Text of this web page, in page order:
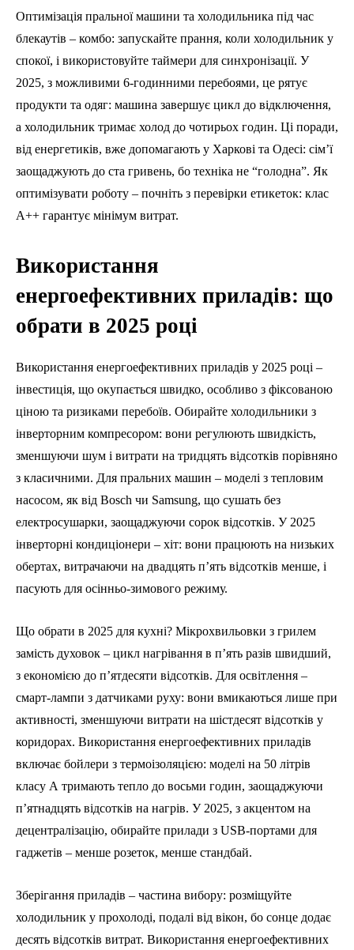
Оптимізація пральної машини та холодильника під час
блекаутів – комбо: запускайте прання, коли холодильник у
спокої, і використовуйте таймери для синхронізації. У
2025, з можливими 6-годинними перебоями, це рятує
продукти та одяг: машина завершує цикл до відключення,
а холодильник тримає холод до чотирьох годин. Ці поради,
від енергетиків, вже допомагають у Харкові та Одесі: сім’ї
заощаджують до ста гривень, бо техніка не “голодна”. Як
оптимізувати роботу – почніть з перевірки етикеток: клас
А++ гарантує мінімум витрат.
Використання
енергоефективних приладів: що
обрати в 2025 році
Використання енергоефективних приладів у 2025 році –
інвестиція, що окупається швидко, особливо з фіксованою
ціною та ризиками перебоїв. Обирайте холодильники з
інверторним компресором: вони регулюють швидкість,
зменшуючи шум і витрати на тридцять відсотків порівняно
з класичними. Для пральних машин – моделі з тепловим
насосом, як від Bosch чи Samsung, що сушать без
електросушарки, заощаджуючи сорок відсотків. У 2025
інверторні кондиціонери – хіт: вони працюють на низьких
обертах, витрачаючи на двадцять п’ять відсотків менше, і
пасують для осінньо-зимового режиму.
Що обрати в 2025 для кухні? Мікрохвильовки з грилем
замість духовок – цикл нагрівання в п’ять разів швидший,
з економією до п’ятдесяти відсотків. Для освітлення –
смарт-лампи з датчиками руху: вони вмикаються лише при
активності, зменшуючи витрати на шістдесят відсотків у
коридорах. Використання енергоефективних приладів
включає бойлери з термоізоляцією: моделі на 50 літрів
класу А тримають тепло до восьми годин, заощаджуючи
п’ятнадцять відсотків на нагрів. У 2025, з акцентом на
децентралізацію, обирайте прилади з USB-портами для
гаджетів – менше розеток, менше стандбай.
Зберігання приладів – частина вибору: розміщуйте
холодильник у прохолоді, подалі від вікон, бо сонце додає
десять відсотків витрат. Використання енергоефективних